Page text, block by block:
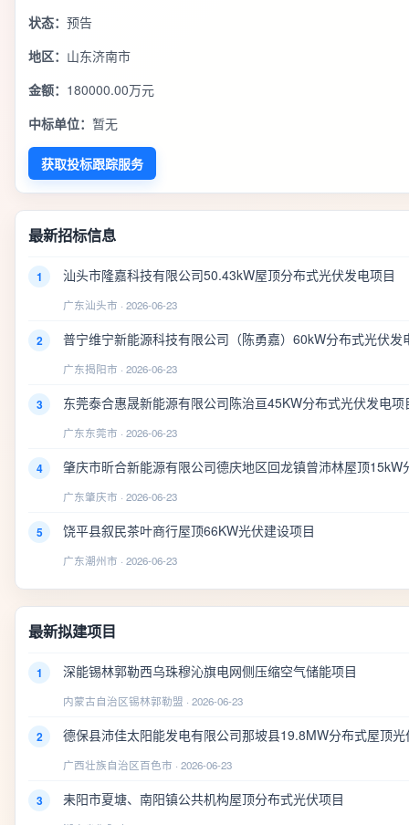
状态： 预告
地区： 山东济南市
金额： 180000.00万元
中标单位： 暂无
获取投标跟踪服务
最新招标信息
1 汕头市隆嘉科技有限公司50.43kW屋顶分布式光伏发电项目
广东汕头市 · 2026-06-23
2 普宁维宁新能源科技有限公司（陈勇嘉）60kW分布式光伏发
广东揭阳市 · 2026-06-23
3 东莞泰合惠晟新能源有限公司陈治亘45KW分布式光伏发电项
广东东莞市 · 2026-06-23
4 肇庆市昕合新能源有限公司德庆地区回龙镇曾沛林屋顶15kW
广东肇庆市 · 2026-06-23
5 饶平县叙民茶叶商行屋顶66KW光伏建设项目
广东潮州市 · 2026-06-23
最新拟建项目
1 深能锡林郭勒西乌珠穆沁旗电网侧压缩空气储能项目
内蒙古自治区锡林郭勒盟 · 2026-06-23
2 德保县沛佳太阳能发电有限公司那坡县19.8MW分布式屋顶
广西壮族自治区百色市 · 2026-06-23
3 耒阳市夏塘、南阳镇公共机构屋顶分布式光伏项目